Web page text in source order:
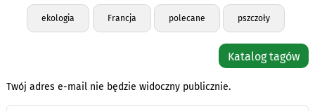
ekologia Francja polecane pszczoły
Katalog tagów
Twój adres e-mail nie będzie widoczny publicznie.